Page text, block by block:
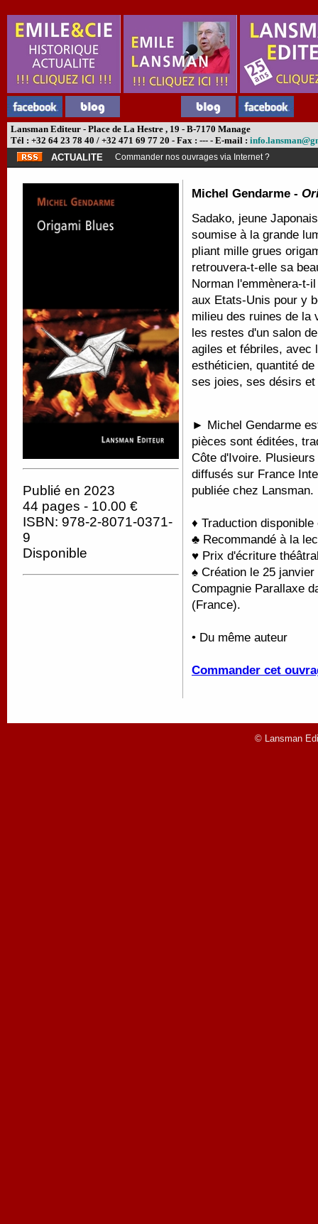
Lansman Editeur - Place de La Hestre , 19 - B-7170 Manage
Tél : +32 64 23 78 40 / +32 471 69 77 20 - Fax : --- - E-mail :
ACTUALITE
Commander nos ouvrages via Internet ?
Publié en 2023
44 pages - 10.00 €
ISBN: 978-2-8071-0371-
9
Disponible
Michel Gendarme -
Sadako, jeune
soumise à la grande
pliant mille grues
retrouvera-t-elle sa
Norman l'emmènera-t-
aux Etats-Unis pour y
milieu des ruines de la
les restes d'un salon
agiles et fébriles, avec
esthéticien, quantité
ses joies, ses désirs
► Michel Gendarme
pièces sont éditées,
Côte d'Ivoire.
diffusés sur France
publiée chez Lansman.
♦ Traduction
♣ Recommandé à la
♥ Prix d'écriture
♠ Création le 25
Compagnie Parallaxe
(France).
• Du même auteur
Commander cet
© Lansman